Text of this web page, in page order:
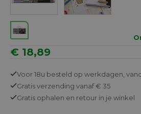
€ 18,89
Voor 18u besteld op werkdagen,
Gratisverzending vanaf € 35
Gratis ophalen en retour in je winkel